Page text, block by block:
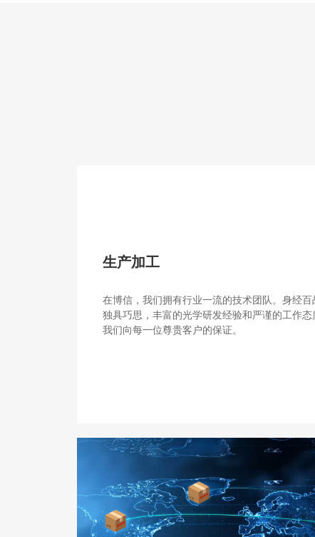
生产加工
在博信，我们拥有行业一流的技术团队。身经百
独具巧思，丰富的光学研发经验和严谨的工作态
我们向每一位尊贵客户的保证。